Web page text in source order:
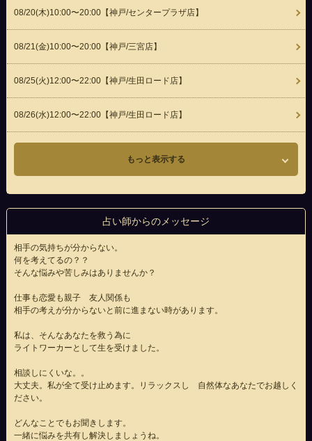
08/20(木)10:00〜20:00【神戸/センタープラザ店】
08/21(金)10:00〜20:00【神戸/三宮店】
08/25(火)12:00〜22:00【神戸/生田ロード店】
08/26(水)12:00〜22:00【神戸/生田ロード店】
もっと表示する
占い師からのメッセージ
相手の気持ちが分からない。
何を考えてるの？？
そんな悩みや苦しみはありませんか？
仕事も恋愛も親子 友人関係も
相手の考えが分からないと前に進まない時があります。
私は、そんなあなたを救う為に
ライトワーカーとして生を受けました。
相談しにくいな。。
大丈夫。私が全て受け止めます。リラックスし 自然体なあなたでお越しく
ださい。
どんなことでもお聞きします。
一緒に悩みを共有し解決しましょうね。